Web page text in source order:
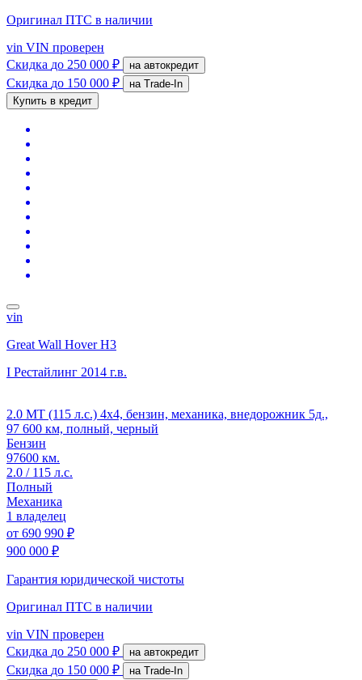
Оригинал ПТС в наличии
vin VIN проверен
Скидка до 250 000 ₽ на автокредит
Скидка до 150 000 ₽
на Trade-In
Купить в кредит
vin
Great Wall Hover H3
I Рестайлинг 2014 г.в.
2.0 MT (115 л.с.) 4x4, бензин, механика, внедорожник 5д.,
97 600 км, полный, черный
Бензин
97600 км.
2.0 / 115 л.с.
Полный
Механика
1 владелец
от 690 990 ₽
900 000 ₽
Гарантия юридической чистоты
Оригинал ПТС в наличии
vin VIN проверен
Скидка до 250 000 ₽ на автокредит
Скидка до 150 000 ₽
на Trade-In